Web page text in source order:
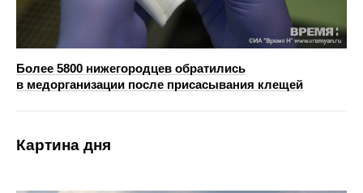
Более 5800 нижегородцев обратились
в медорганизации после присасывания клещей
Картина дня